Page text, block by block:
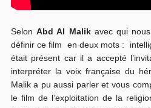
SelonAbd Al Malikavec qui
définir ce film en deux mots :
était présent car il a accepté
interpréter la voix française du
Malik a pu aussi parler et vous
le film de l’exploitation de la